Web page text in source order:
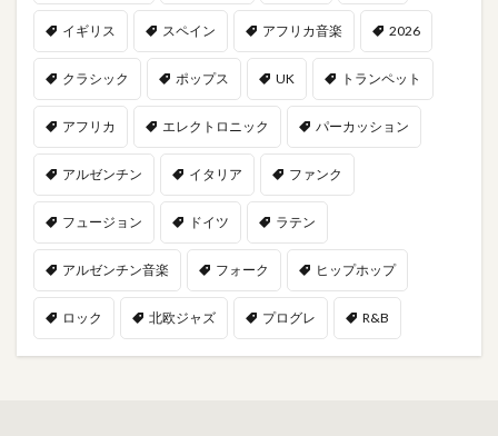
イギリス スペイン アフリカ音楽 2026
クラシック ポップス UK トランペット
アフリカ エレクトロニック パーカッション
アルゼンチン イタリア ファンク
フュージョン ドイツ ラテン
アルゼンチン音楽 フォーク ヒップホップ
ロック 北欧ジャズ プログレ R&B